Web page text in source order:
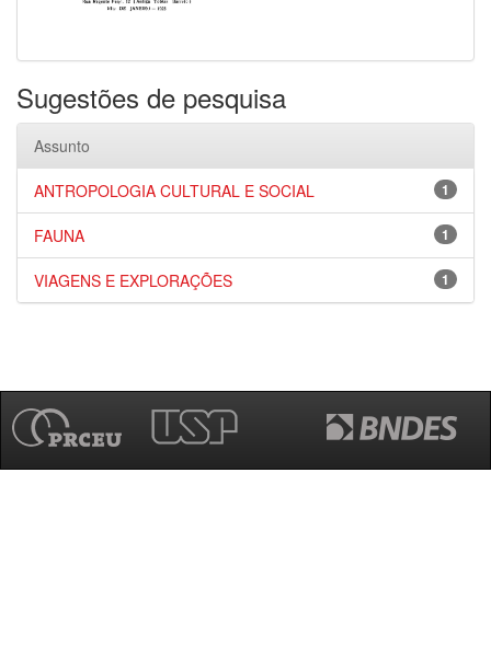
Sugestões de pesquisa
Assunto
1
ANTROPOLOGIA CULTURAL E SOCIAL
1
FAUNA
1
VIAGENS E EXPLORAÇÕES